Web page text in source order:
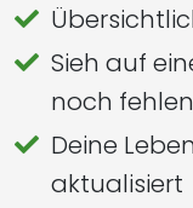
Sieh auf
noch fehlen
Deine
aktualisiert